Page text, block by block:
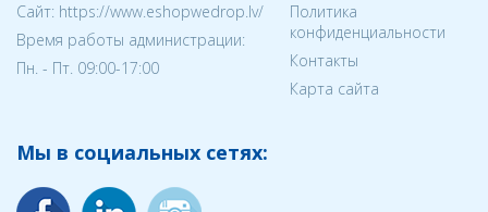
Cайт: https://www.eshopwedrop.lv/
Время работы администрации:
Пн. - Пт. 09:00-17:00
Политика
конфиденциальности
Контакты
Карта сайта
Мы в социальных сетях: